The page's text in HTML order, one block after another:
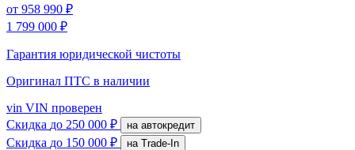
от 958 990 ₽
1 799 000 ₽
Гарантия юридической чистоты
Оригинал ПТС в наличии
vin VIN проверен
Скидка до 250 000 ₽ на автокредит
Скидка до 150 000 ₽
на Trade-In